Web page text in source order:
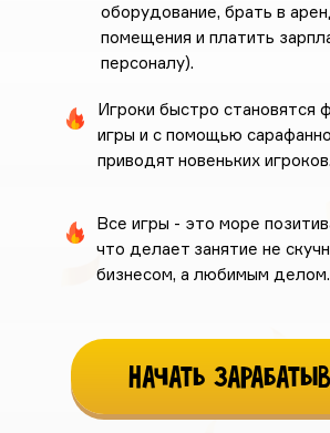
оборудование, брать в
помещения и платить
персоналу).
Игроки быстро становятся
игры и с помощью
приводят новеньких игроков.
Все игры - это море
что делает занятие не
бизнесом, а любимым делом.
Начать